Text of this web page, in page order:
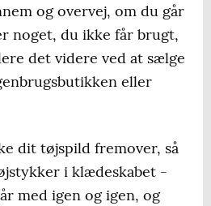
og overvej, om du går
noget, du ikke får brugt,
det videre ved at sælge
eller
dit tøjspild fremover, så
i klædeskabet -
med igen og igen, og